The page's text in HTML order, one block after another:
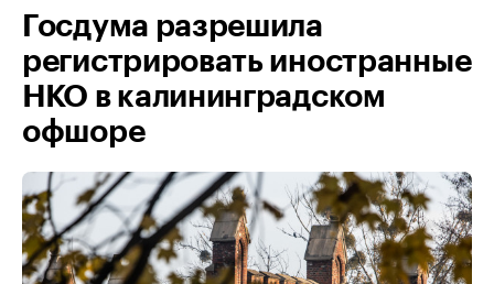
Госдума разрешила
регистрировать иностранные
НКО в калининградском
офшоре